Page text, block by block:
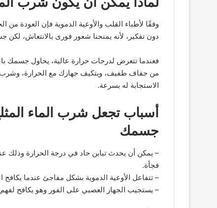
وفقًا لأطباء القلب والأوعية الدموية فإن العودة من
دون تفكير، لأنه يمنحنا شعور فورى بالانتعاش، لكن
فعندما تتعرض لدرجات حرارة عالية، يحاول جسمك
من جفاف طفيف، ويتكيف جهازك مع الحرارة، وشرب
الاستجابة له بسرعة.
أسباب تجعل شرب الماء
جسمك
– يمكن أن يحدث تباين حاد في درجة الحرارة وذلك
فجأة.
– تتفاعل الأوعية الدموية بشكل مفاجئ عندما
– يستجيب الجهاز العصبي على الفور وهو يكافح